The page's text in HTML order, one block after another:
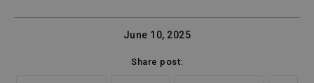
June 10, 2025
Share post: